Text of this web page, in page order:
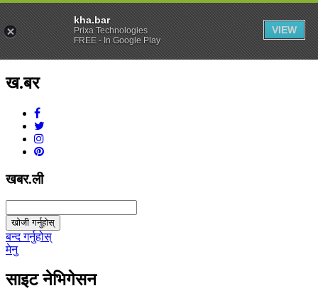
ख.बर
खबर.ली
खोजी गर्नुहोस्
बन्द गर्नुहोस्
मेनु
साइट नेभिगेसन
kha.bar
Prixa Technologies
FREE - In Google Play
VIEW